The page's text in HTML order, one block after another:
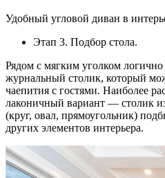
Удобный угловой диван в
Этап 3. Подбор стола.
Рядом с мягким уголком
журнальный столик, который
чаепития с гостями. Наиболее
лаконичный вариант — столик
(круг, овал, прямоугольник)
других элементов интерьера.